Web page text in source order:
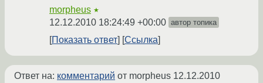
morpheus ★
12.12.2010 18:24:49 +00:00 автор топика
Показать ответ Ссылка
Ответ на: комментарий от morpheus 12.12.2010